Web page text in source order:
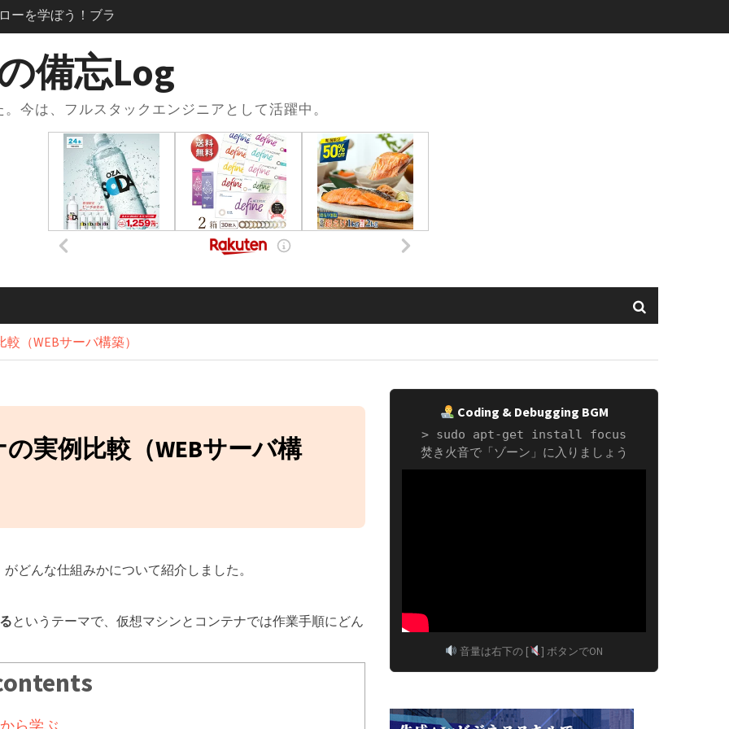
方法からリポジト
い方まで徹底解説
.envファイルで環
的な使い方と注意
.envファイルと
する便利な設定術
の書き方｜基本
連携までまるっと
番使った本と勉強
スト×Udemy問題集
プリがない？
たときの解消手順
merge入門｜コ
スト実践ガイド｜
とマージ方法・ト
備忘Log
今は、フルスタックエンジニアとして活躍中。
（WEBサーバ構築）
実例比較（WEBサーバ構
どんな仕組みかについて紹介しました。
というテーマで、仮想マシンとコンテナでは作業手順にどん
Coding & Debugging BGM
> sudo apt-get install focus
焚き火音で「ゾーン」に入りましょう
音量は右下の [ ] ボタンでON